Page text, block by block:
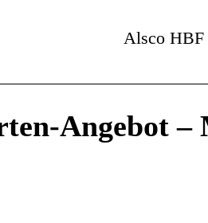
Alsco HBF
Angebot –